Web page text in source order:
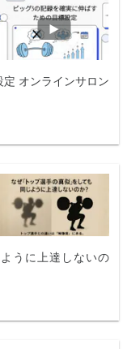
オンラインサロン
うに上達しないの